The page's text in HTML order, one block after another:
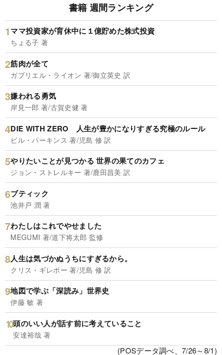
書籍 週間ランキング
ママ投資家が育休中に１億貯めた株式投資
ちょる子 著
筋肉が全て
ガブリエル・ライオン 著/御立英史 訳
嫌われる勇気
岸見一郎 著/古賀史健 著
DIE WITH ZERO 人生が豊かになりすぎる究極のルール
ビル・パーキンス 著/児島 修 訳
やりたいことが見つかる 世界の果てのカフェ
ジョン・ストレルキー 著/鹿田昌美 訳
ブティック
池井戸 潤 著
わたしはこれでやせました
MEGUMI 著/道下将太郎 監修
人生は気づかぬうちにすぎるから。
クリス・ギレボー 著/児島 修 訳
地図で学ぶ「深読み」世界史
伊藤 敏 著
頭のいい人が話す前に考えていること
安達裕哉 著
(POSデータ調べ、7/26～8/1)